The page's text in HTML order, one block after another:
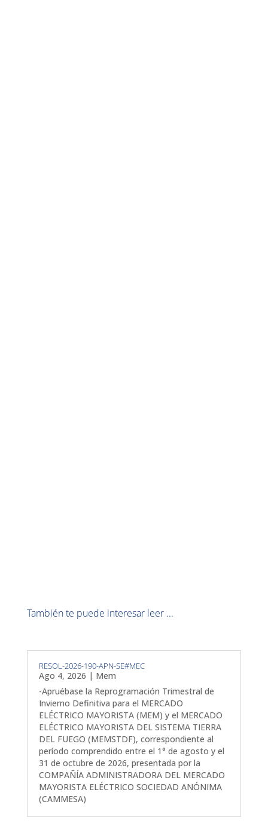
También te puede interesar leer ...
RESOL-2026-190-APN-SE#MEC
Ago 4, 2026 | Mem
-Apruébase la Reprogramación Trimestral de
Invierno Definitiva para el MERCADO
ELÉCTRICO MAYORISTA (MEM) y el MERCADO
ELÉCTRICO MAYORISTA DEL SISTEMA TIERRA
DEL FUEGO (MEMSTDF), correspondiente al
período comprendido entre el 1° de agosto y el
31 de octubre de 2026, presentada por la
COMPAÑÍA ADMINISTRADORA DEL MERCADO
MAYORISTA ELÉCTRICO SOCIEDAD ANÓNIMA
(CAMMESA)